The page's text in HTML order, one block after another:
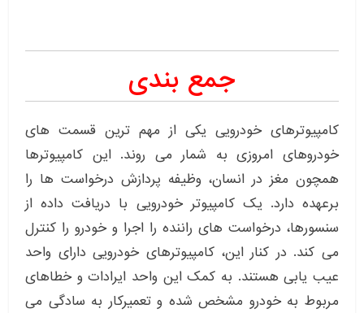
جمع بندی
کامپیوترهای خودرویی یکی از مهم ترین قسمت های
خودروهای امروزی به شمار می روند. این کامپیوترها
همچون مغز در انسان، وظیفه پردازش درخواست ها را
برعهده دارد. یک کامپیوتر خودرویی با دریافت داده از
سنسورها، درخواست های راننده را اجرا و خودرو را کنترل
می کند. در کنار این، کامپیوترهای خودرویی دارای واحد
عیب یابی هستند. به کمک این واحد ایرادات و خطاهای
مربوط به خودرو مشخص شده و تعمیرکار به سادگی می